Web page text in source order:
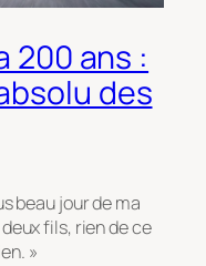
200 ans :
des
beau jour de ma
fils, rien de ce
»